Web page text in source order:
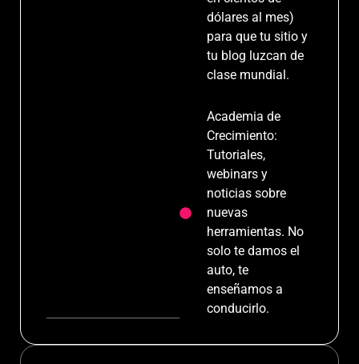
dólares al mes)
para que tu sitio y
tu blog luzcan de
clase mundial.
Academia de
Crecimiento:
Tutoriales,
webinars y
noticias sobre
nuevas
herramientas. No
solo te damos el
auto, te
enseñamos a
conducirlo.